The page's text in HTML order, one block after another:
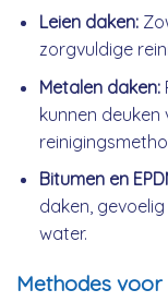
Leien daken:
zorgvuldige
Metalen daken:
kunnen
Bitumen en
daken,
water.
Methodes voor